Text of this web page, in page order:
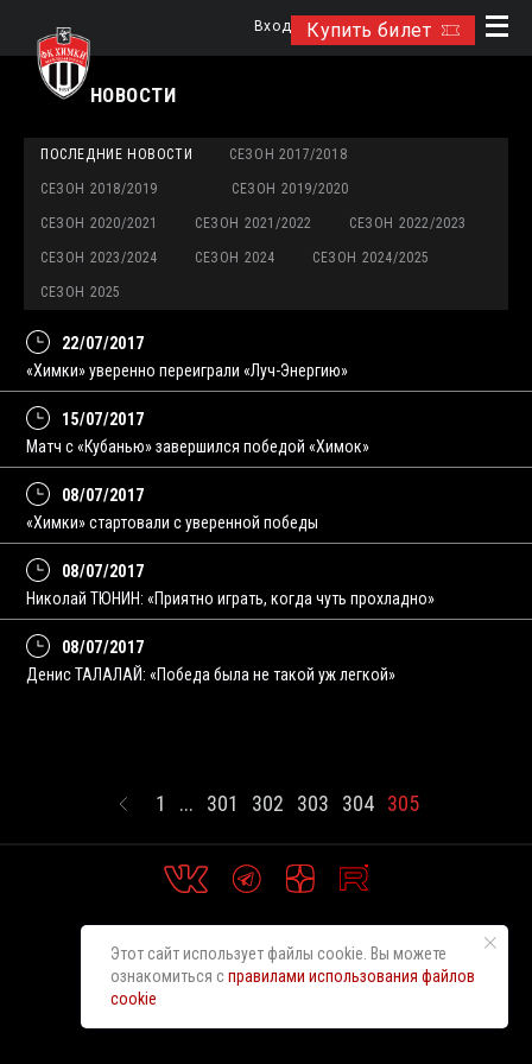
Купить билет
Вход
НОВОСТИ
ПОСЛЕДНИЕ НОВОСТИ СЕЗОН 2017/2018
СЕЗОН 2018/2019 СЕЗОН 2019/2020
СЕЗОН 2020/2021 СЕЗОН 2021/2022 СЕЗОН 2022/2023
СЕЗОН 2023/2024 СЕЗОН 2024 СЕЗОН 2024/2025
СЕЗОН 2025
22/07/2017
«Химки» уверенно переиграли «Луч-Энергию»
15/07/2017
Матч с «Кубанью» завершился победой «Химок»
08/07/2017
«Химки» стартовали с уверенной победы
08/07/2017
Николай ТЮНИН: «Приятно играть, когда чуть прохладно»
08/07/2017
Денис ТАЛАЛАЙ: «Победа была не такой уж легкой»
1 ... 301 302 303 304 305
Этот сайт использует файлы cookie. Вы можете
ознакомиться справилами использования файлов
cookie